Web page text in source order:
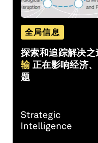
全局信息
探索和追踪解决之
输 正在影响经济
题